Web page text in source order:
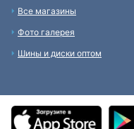
Все магазины
Фото галерея
Шины и диски оптом